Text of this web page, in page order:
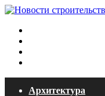
Архитектура